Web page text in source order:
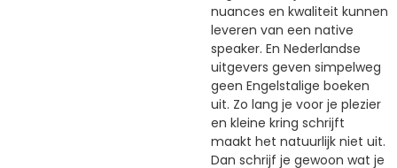
nuances en kwaliteit kunnen
leveren van een native
speaker. En Nederlandse
uitgevers geven simpelweg
geen Engelstalige boeken
uit. Zo lang je voor je plezier
en kleine kring schrijft
maakt het natuurlijk niet uit.
Dan schrijf je gewoon wat je